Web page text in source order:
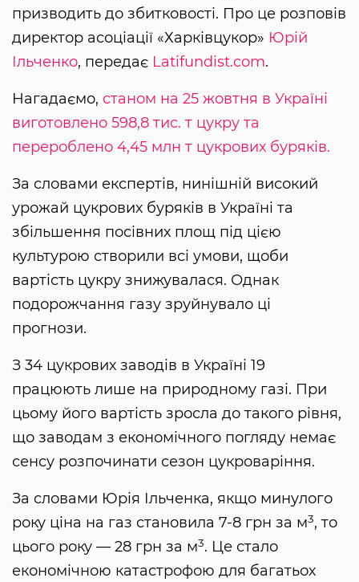
призводить до збитковості. Про це розповів
директор асоціації «Харківцукор» Юрій
Ільченко, передає Latifundist.com.
Нагадаємо, станом на 25 жовтня в Україні
виготовлено 598,8 тис. т цукру та
перероблено 4,45 млн т цукрових буряків.
За словами експертів, нинішній високий
урожай цукрових буряків в Україні та
збільшення посівних площ під цією
культурою створили всі умови, щоби
вартість цукру знижувалася. Однак
подорожчання газу зруйнувало ці
прогнози.
З 34 цукрових заводів в Україні 19
працюють лише на природному газі. При
цьому його вартість зросла до такого рівня,
що заводам з економічного погляду немає
сенсу розпочинати сезон цукроваріння.
За словами Юрія Ільченка, якщо минулого
року ціна на газ становила 7-8 грн за м3, то
цього року — 28 грн за м3. Це стало
економічною катастрофою для багатьох